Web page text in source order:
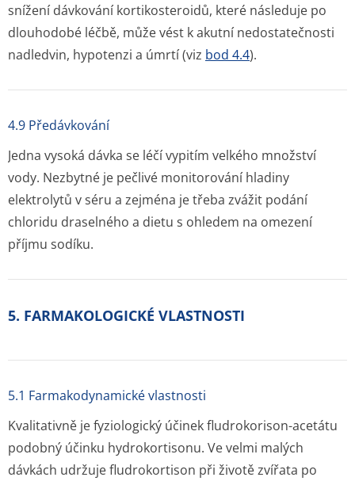
snížení dávkování kortikosteroidů, které následuje po
dlouhodobé léčbě, může vést k akutní nedostatečnosti
nadledvin, hypotenzi a úmrtí (viz bod 4.4).
4.9 Předávkování
Jedna vysoká dávka se léčí vypitím velkého množství
vody. Nezbytné je pečlivé monitorování hladiny
elektrolytů v séru a zejména je třeba zvážit podání
chloridu draselného a dietu s ohledem na omezení
příjmu sodíku.
5. FARMAKOLOGICKÉ VLASTNOSTI
5.1 Farmakodynamické vlastnosti
Kvalitativně je fyziologický účinek fludrokorison-acetátu
podobný účinku hydrokortisonu. Ve velmi malých
dávkách udržuje fludrokortison při životě zvířata po